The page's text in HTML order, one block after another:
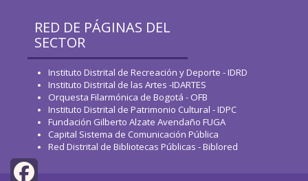
RED DE PÁGINAS DEL
SECTOR
Instituto Distrital de Recreación y Deporte - IDRD
Instituto Distrital de las Artes -IDARTES
Orquesta Filarmónica de Bogotá - OFB
Instituto Distrital de Patrimonio Cultural - IDPC
Fundación Gilberto Alzate Avendaño FUGA
Capital Sistema de Comunicación Pública
Red Distrital de Bibliotecas Públicas - Biblored